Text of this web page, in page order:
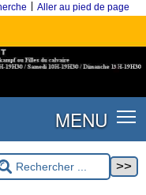
Aller au pied de page
MENU